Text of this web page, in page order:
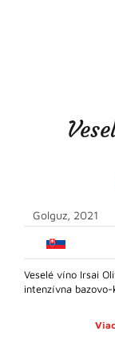
Golguz, 2021
Veselé víno Irsai
intenzívna